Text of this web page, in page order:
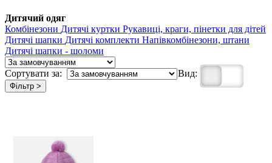
Дитячий одяг
Комбінезони Дитячі куртки Рукавиці, краги, пінетки для дітей
Дитячі шапки Дитячі комплекти Напівкомбінезони, штани
Дитячі шапки - шоломи
Сортувати за: Вид:
Фільтр >